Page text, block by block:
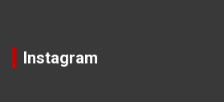
Instagram